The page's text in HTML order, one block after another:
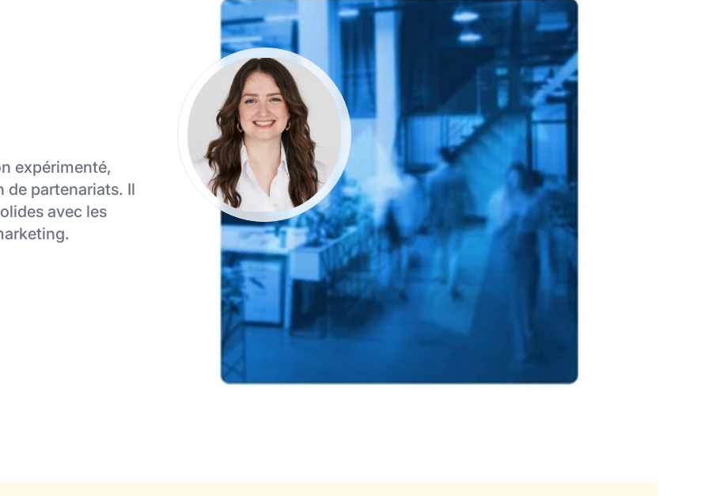
expérimenté,
de partenariats. Il
avec les